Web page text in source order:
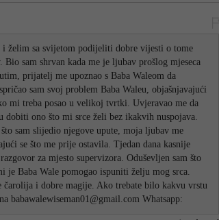
želim sa svijetom podijeliti dobre vijesti o tome
sam shrvan kada me je ljubav prošlog mjeseca
prijatelj me upoznao s Baba Waleom da
sam svoj problem Baba Waleu, objašnjavajući
mi treba posao u velikoj tvrtki. Uvjeravao me da
dobiti ono što mi srce želi bez ikakvih nuspojava.
sam slijedio njegove upute, moja ljubav me
se što me prije ostavila. Tjedan dana kasnije
za mjesto supervizora. Oduševljen sam što
je Baba Wale pomogao ispuniti želju mog srca.
čarolija i dobre magije. Ako trebate bilo kakvu vrstu
babawalewiseman01@gmail.com Whatsapp: